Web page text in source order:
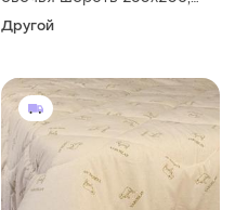
стёганое шерстяное
одеяло ярослав
Другой